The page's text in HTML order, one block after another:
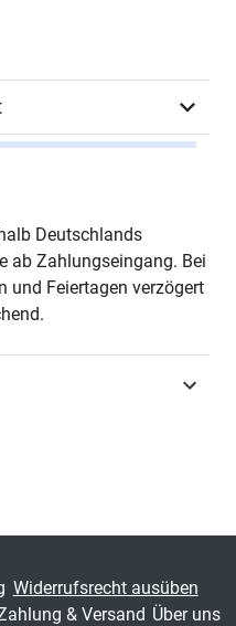
2011
Deutschlands
ab Zahlungseingang. Bei
und Feiertagen verzögert
Widerrufsrecht ausüben
& Versand Über uns